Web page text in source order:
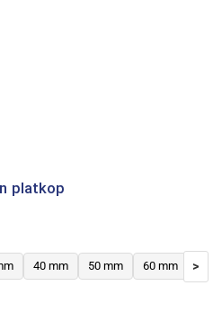
platkop
40 mm 50 mm 60 mm >